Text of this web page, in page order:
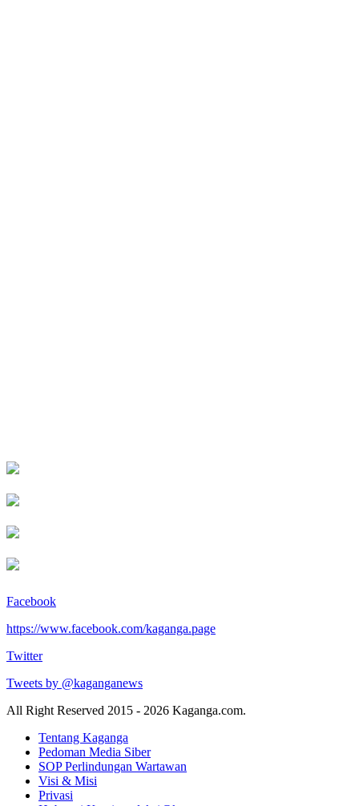
Facebook
https://www.facebook.com/kaganga.page
Twitter
Tweets by @kaganganews
All Right Reserved 2015 - 2026 Kaganga.com.
Tentang Kaganga
Pedoman Media Siber
SOP Perlindungan Wartawan
Visi & Misi
Privasi